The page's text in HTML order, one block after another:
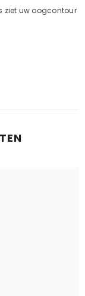
ziet uw oogcontour